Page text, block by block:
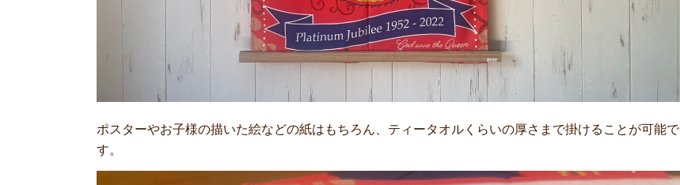
ポスターやお子様の描いた絵などの紙はもちろん、ティータオルくらいの厚さまで掛けることが可能で
す。